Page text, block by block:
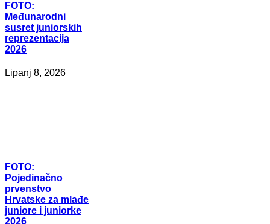
FOTO:
Međunarodni
susret juniorskih
reprezentacija
2026
Lipanj 8, 2026
FOTO:
Pojedinačno
prvenstvo
Hrvatske za mlađe
juniore i juniorke
2026